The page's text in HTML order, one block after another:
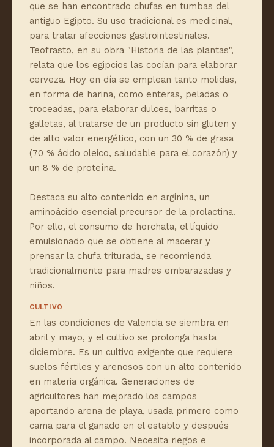
que se han encontrado chufas en tumbas del
antiguo Egipto. Su uso tradicional es medicinal,
para tratar afecciones gastrointestinales.
Teofrasto, en su obra "Historia de las plantas",
relata que los egipcios las cocían para elaborar
cerveza. Hoy en día se emplean tanto molidas,
en forma de harina, como enteras, peladas o
troceadas, para elaborar dulces, barritas o
galletas, al tratarse de un producto sin gluten y
de alto valor energético, con un 30 % de grasa
(70 % ácido oleico, saludable para el corazón) y
un 8 % de proteína.
Destaca su alto contenido en arginina, un
aminoácido esencial precursor de la prolactina.
Por ello, el consumo de horchata, el líquido
emulsionado que se obtiene al macerar y
prensar la chufa triturada, se recomienda
tradicionalmente para madres embarazadas y
niños.
CULTIVO
En las condiciones de Valencia se siembra en
abril y mayo, y el cultivo se prolonga hasta
diciembre. Es un cultivo exigente que requiere
suelos fértiles y arenosos con un alto contenido
en materia orgánica. Generaciones de
agricultores han mejorado los campos
aportando arena de playa, usada primero como
cama para el ganado en el establo y después
incorporada al campo. Necesita riegos e